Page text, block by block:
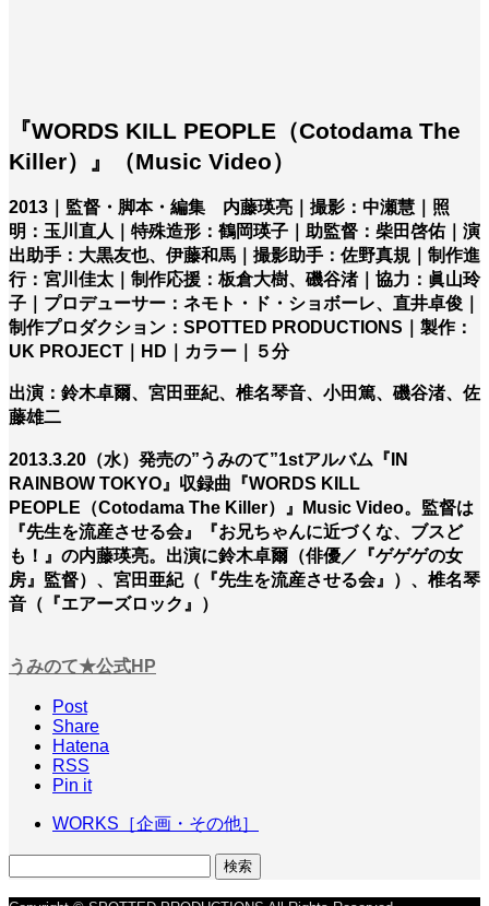
『WORDS KILL PEOPLE（Cotodama The
Killer）』（Music Video）
2013｜監督・脚本・編集 内藤瑛亮｜撮影：中瀬慧｜照
明：玉川直人｜特殊造形：鶴岡瑛子｜助監督：柴田啓佑｜演
出助手：大黒友也、伊藤和馬｜撮影助手：佐野真規｜制作進
行：宮川佳太｜制作応援：板倉大樹、磯谷渚｜協力：眞山玲
子｜プロデューサー：ネモト・ド・ショボーレ、直井卓俊｜
制作プロダクション：SPOTTED PRODUCTIONS｜製作：
UK PROJECT｜HD｜カラー｜５分
出演：鈴木卓爾、宮田亜紀、椎名琴音、小田篤、磯谷渚、佐
藤雄二
2013.3.20（水）発売の”うみのて”1stアルバム『IN
RAINBOW TOKYO』収録曲『WORDS KILL
PEOPLE（Cotodama The Killer）』Music Video。監督は
『先生を流産させる会』『お兄ちゃんに近づくな、ブスど
も！』の内藤瑛亮。出演に鈴木卓爾（俳優／『ゲゲゲの女
房』監督）、宮田亜紀（『先生を流産させる会』）、椎名琴
音（『エアーズロック』）
うみのて★公式HP
Post
Share
Hatena
RSS
Pin it
WORKS［企画・その他］